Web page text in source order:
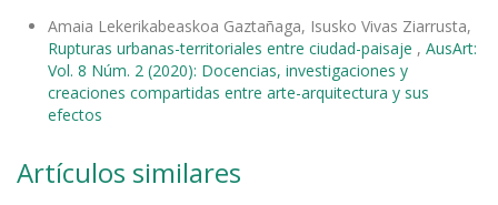
Amaia Lekerikabeaskoa Gaztañaga, Isusko Vivas Ziarrusta,
Rupturas urbanas-territoriales entre ciudad-paisaje , AusArt:
Vol. 8 Núm. 2 (2020): Docencias, investigaciones y
creaciones compartidas entre arte-arquitectura y sus
efectos
Artículos similares